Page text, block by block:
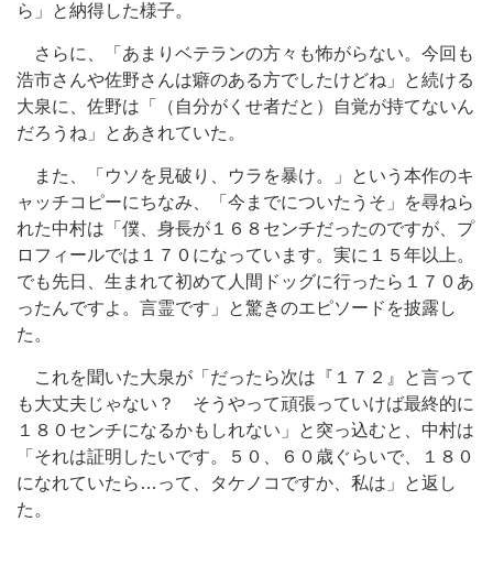
ら」と納得した様子。
さらに、「あまりベテランの方々も怖がらない。今回も
浩市さんや佐野さんは癖のある方でしたけどね」と続ける
大泉に、佐野は「（自分がくせ者だと）自覚が持てないん
だろうね」とあきれていた。
また、「ウソを見破り、ウラを暴け。」という本作のキ
ャッチコピーにちなみ、「今までについたうそ」を尋ねら
れた中村は「僕、身長が１６８センチだったのですが、プ
ロフィールでは１７０になっています。実に１５年以上。
でも先日、生まれて初めて人間ドッグに行ったら１７０あ
ったんですよ。言霊です」と驚きのエピソードを披露し
た。
これを聞いた大泉が「だったら次は『１７２』と言って
も大丈夫じゃない？ そうやって頑張っていけば最終的に
１８０センチになるかもしれない」と突っ込むと、中村は
「それは証明したいです。５０、６０歳ぐらいで、１８０
になれていたら…って、タケノコですか、私は」と返し
た。